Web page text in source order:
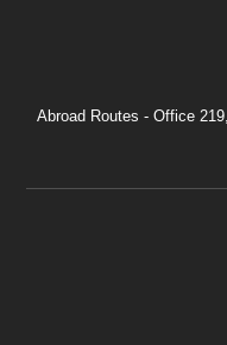
Abroad Routes - Office